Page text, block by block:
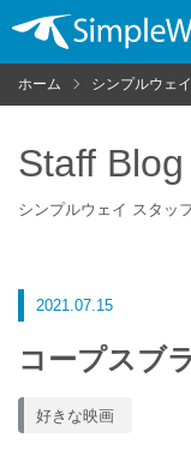
ホーム シンプルウェ
Staff Blog
シンプルウェイ スタッ
2021.07.15
コープスブ
好きな映画